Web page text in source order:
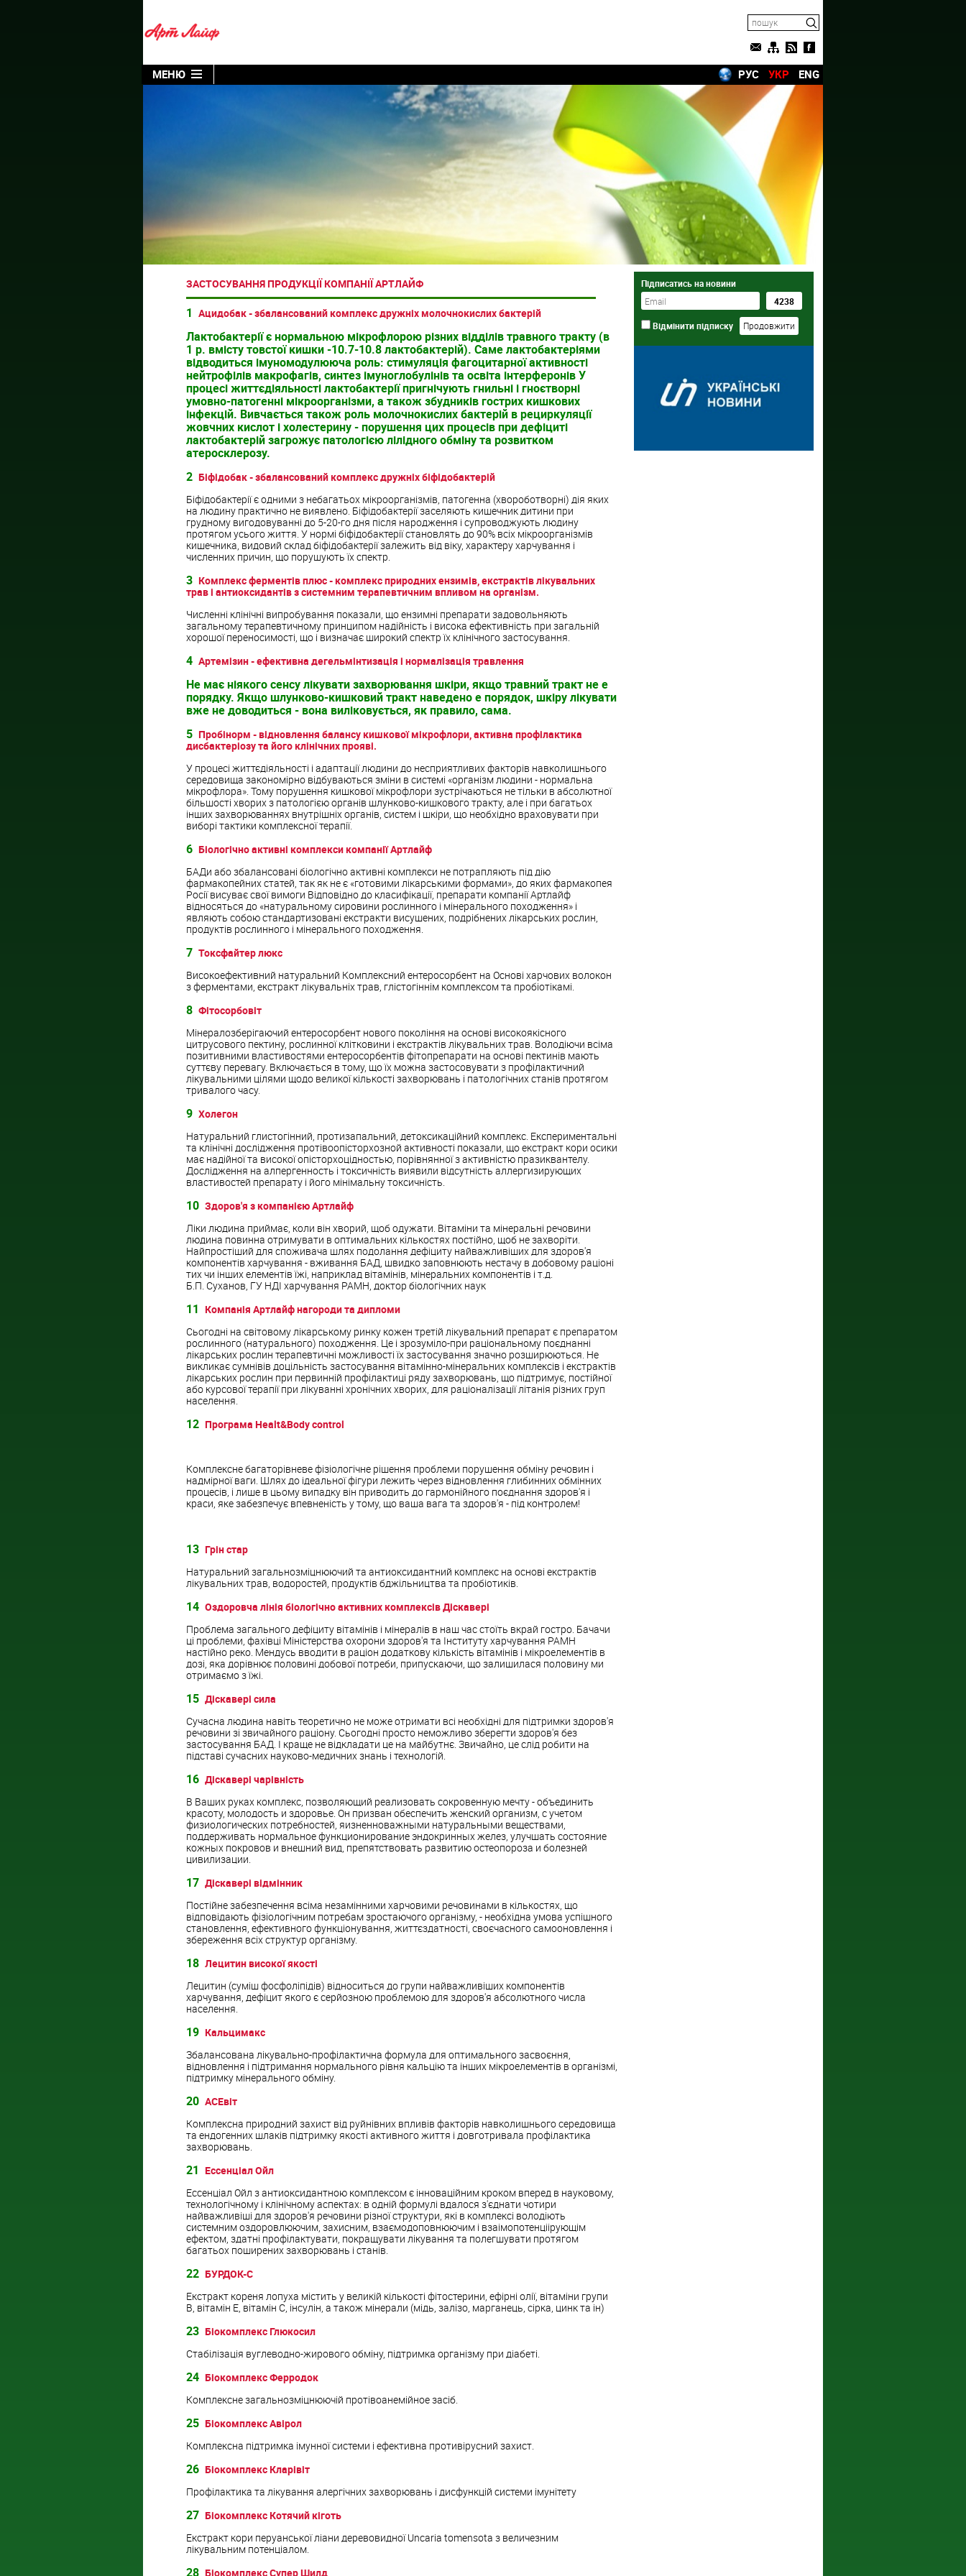
МЕНЮ РУС УКР ENG
ЗАСТОСУВАННЯ ПРОДУКЦІЇ КОМПАНІЇ АРТЛАЙФ
1 Ацидобак - збалансований комплекс дружніх молочнокислих бактерій
Лактобактерії є нормальною мікрофлорою різних відділів травного тракту (в
1 р. вмісту товстої кишки -10.7-10.8 лактобактерій). Саме лактобактеріями
відводиться імуномодулююча роль: стимуляція фагоцитарної активності
нейтрофілів макрофагів, синтез імуноглобулінів та освіта інтерферонів У
процесі життєдіяльності лактобактерії пригнічують гнильні і гноєтворні
умовно-патогенні мікроорганізми, а також збудників гострих кишкових
інфекцій. Вивчається також роль молочнокислих бактерій в рециркуляції
жовчних кислот і холестерину - порушення цих процесів при дефіциті
лактобактерій загрожує патологією лілідного обміну та розвитком
атеросклерозу.
2 Біфідобак - збалансований комплекс дружніх біфідобактерій
Біфідобактерії є одними з небагатьох мікроорганізмів, патогенна (хвороботворні) дія яких
на людину практично не виявлено. Біфідобактерії заселяють кишечник дитини при
грудному вигодовуванні до 5-20-го дня після народження і супроводжують людину
протягом усього життя. У нормі біфідобактерії становлять до 90% всіх мікроорганізмів
кишечника, видовий склад біфідобактерії залежить від віку, характеру харчування і
численних причин, що порушують їх спектр.
3 Комплекс ферментів плюс - комплекс природних ензимів, екстрактів лікувальних
трав і антиоксидантів з системним терапевтичним впливом на організм.
Численні клінічні випробування показали, що ензимні препарати задовольняють
загальному терапевтичному принципом надійність і висока ефективність при загальній
хорошої переносимості, що і визначає широкий спектр їх клінічного застосування.
4 Артемізин - ефективна дегельмінтизація і нормалізація травлення
Не має ніякого сенсу лікувати захворювання шкіри, якщо травний тракт не е
порядку. Якщо шлунково-кишковий тракт наведено е порядок, шкіру лікувати
вже не доводиться - вона виліковується, як правило, сама.
5 Пробінорм - відновлення балансу кишкової мікрофлори, активна профілактика
дисбактеріозу та його клінічних прояві.
У процесі життєдіяльності і адаптації людини до несприятливих факторів навколишнього
середовища закономірно відбуваються зміни в системі «організм людини - нормальна
мікрофлора». Тому порушення кишкової мікрофлори зустрічаються не тільки в абсолютної
більшості хворих з патологією органів шлунково-кишкового тракту, але і при багатьох
інших захворюваннях внутрішніх органів, систем і шкіри, що необхідно враховувати при
виборі тактики комплексної терапії.
6 Біологічно активні комплекси компанії Артлайф
БАДи або збалансовані біологічно активні комплекси не потрапляють під дію
фармакопейних статей, так як не є «готовими лікарськими формами», до яких фармакопея
Росії висуває свої вимоги Відповідно до класифікації, препарати компанії Артлайф
відносяться до «натуральному сировини рослинного і мінерального походження» і
являють собою стандартизовані екстракти висушених, подрібнених лікарських рослин,
продуктів рослинного і мінерального походження.
7 Токсфайтер люкс
Високоефективний натуральний Комплексний ентеросорбент на Основі харчових волокон
з ферментами, екстракт лікувальніх трав, глістогіннім комплексом та пробіотікамі.
8 Фітосорбовіт
Мінералозберігаючий ентеросорбент нового покоління на основі високоякісного
цитрусового пектину, рослинної клітковини і екстрактів лікувальних трав. Володіючи всіма
позитивними властивостями ентеросорбентів фітопрепарати на основі пектинів мають
суттєву перевагу. Включається в тому, що їх можна застосовувати з профілактичний
лікувальними цілями щодо великої кількості захворювань і патологічних станів протягом
тривалого часу.
9 Холегон
Натуральний глистогінний, протизапальний, детоксикаційний комплекс. Експериментальні
та клінічні дослідження протівоопісторхозной активності показали, що екстракт кори осики
має надійної та високої опісторхоцідностью, порівнянної з активністю празиквантелу.
Дослідження на алпергенность і токсичність виявили відсутність аллергизирующих
властивостей препарату і його мінімальну токсичність.
10 Здоров'я з компанією Артлайф
Ліки людина приймає, коли він хворий, щоб одужати. Вітаміни та мінеральні речовини
людина повинна отримувати в оптимальних кількостях постійно, щоб не захворіти.
Найпростіший для споживача шлях подолання дефіциту найважливіших для здоров'я
компонентів харчування - вживання БАД, швидко заповнюють нестачу в добовому раціоні
тих чи інших елементів їжі, наприклад вітамінів, мінеральних компонентів і т.д.
Б.П. Суханов, ГУ НДІ харчування РАМН, доктор біологічних наук
11 Компанія Артлайф нагороди та дипломи
Сьогодні на світовому лікарському ринку кожен третій лікувальний препарат є препаратом
рослинного (натурального) походження. Це і зрозуміло-при раціональному поєднанні
лікарських рослин терапевтичні можливості їх застосування значно розширюються. Не
викликає сумнівів доцільність застосування вітамінно-мінеральних комплексів і екстрактів
лікарських рослин при первинній профілактиці ряду захворювань, що підтримує, постійної
або курсової терапії при лікуванні хронічних хворих, для раціоналізації літанія різних груп
населення.
12 Програма Healt&Body control
Комплексне багаторівневе фізіологічне рішення проблеми порушення обміну речовин і
надмірної ваги. Шлях до ідеальної фігури лежить через відновлення глибинних обмінних
процесів, і лише в цьому випадку він приводить до гармонійного поєднання здоров'я і
краси, яке забезпечує впевненість у тому, що ваша вага та здоров'я - під контролем!
13 Грін стар
Натуральний загальнозміцнюючий та антиоксидантний комплекс на основі екстрактів
лікувальних трав, водоростей, продуктів бджільництва та пробіотиків.
14 Оздоровча лінія біологічно активних комплексів Діскавері
Проблема загального дефіциту вітамінів і мінералів в наш час стоїть вкрай гостро. Бачачи
ці проблеми, фахівці Міністерства охорони здоров'я та Інституту харчування РАМН
настійно реко. Мендусь вводити в раціон додаткову кількість вітамінів і мікроелементів в
дозі, яка дорівнює половині добової потреби, припускаючи, що залишилася половину ми
отримаємо з їжі.
15 Діскавері сила
Сучасна людина навіть теоретично не може отримати всі необхідні для підтримки здоров'я
речовини зі звичайного раціону. Сьогодні просто неможливо зберегти здоров'я без
застосування БАД. І краще не відкладати це на майбутнє. Звичайно, це слід робити на
підставі сучасних науково-медичних знань і технологій.
16 Діскавері чарівність
В Ваших руках комплекс, позволяющий реализовать сокровенную мечту - объединить
красоту, молодость и здоровье. Он призван обеспечить женский организм, с учетом
физиологических потребностей, яизненноважными натуральными веществами,
поддерживать нормальное функционирование эндокринных желез, улучшать состояние
кожных покровов и внешний вид, препятствовать развитию остеопороза и болезней
цивилизации.
17 Діскавері відмінник
Постійне забезпечення всіма незамінними харчовими речовинами в кількостях, що
відповідають фізіологічним потребам зростаючого організму, - необхідна умова успішного
становлення, ефективного функціонування, життєздатності, своєчасного самооновлення і
збереження всіх структур організму.
18 Лецитин високої якості
Лецитин (суміш фосфоліпідів) відноситься до групи найважливіших компонентів
харчування, дефіцит якого є серйозною проблемою для здоров'я абсолютного числа
населення.
19 Кальцимакс
Збалансована лікувально-профілактична формула для оптимального засвоєння,
відновлення і підтримання нормального рівня кальцію та інших мікроелементів в організмі,
підтримку мінерального обміну.
20 АСЕвіт
Комплексна природний захист від руйнівних впливів факторів навколишнього середовища
та ендогенних шлаків підтримку якості активного життя і довготривала профілактика
захворювань.
21 Ессенціал Ойл
Ессенціал Ойл з антиоксидантною комплексом є інноваційним кроком вперед в науковому,
технологічному і клінічному аспектах: в одній формулі вдалося з'єднати чотири
найважливіші для здоров'я речовини різної структури, які в комплексі володіють
системним оздоровлюючим, захисним, взаємодоповнюючим і взаімопотенціірующім
ефектом, здатні профілактувати, покращувати лікування та полегшувати протягом
багатьох поширених захворювань і станів.
22 БУРДОК-С
Екстракт кореня лопуха містить у великій кількості фітостерини, ефірні олії, вітаміни групи
В, вітамін Е, вітамін С, інсулін, а також мінерали (мідь, залізо, марганець, сірка, цинк та ін)
23 Біокомплекс Глюкосил
Стабілізація вуглеводно-жирового обміну, підтримка організму при діабеті.
24 Біокомплекс Ферродок
Комплексне загальнозміцнюючій протівоанемійное засіб.
25 Біокомплекс Авірол
Комплексна підтримка імунної системи і ефективна противірусний захист.
26 Біокомплекс Кларівіт
Профілактика та лікування алергічних захворювань і дисфункцій системи імунітету
27 Біокомплекс Котячий кіготь
Екстракт кори перуанської ліани деревовидної Uncaria tomensota з величезним
лікувальним потенціалом.
28 Біокомплекс Супер Шилд
Підписатись на новини
Відмінити підписку